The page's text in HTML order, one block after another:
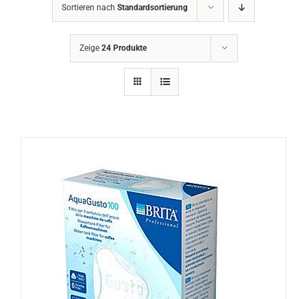
Sortieren nach Standardsortierung
Zeige 24 Produkte
DETAILS